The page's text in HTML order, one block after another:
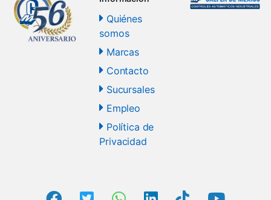
Quiénes
somos
Marcas
Contacto
Sucursales
Empleo
Política de
Privacidad